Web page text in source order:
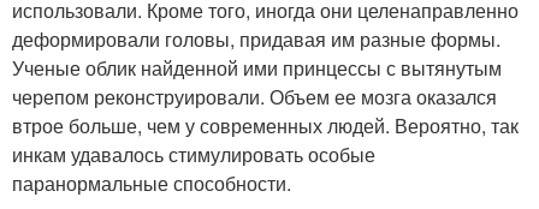
использовали. Кроме того, иногда они целенаправленно
деформировали головы, придавая им разные формы.
Ученые облик найденной ими принцессы с вытянутым
черепом реконструировали. Объем ее мозга оказался
втрое больше, чем у современных людей. Вероятно, так
инкам удавалось стимулировать особые
паранормальные способности.